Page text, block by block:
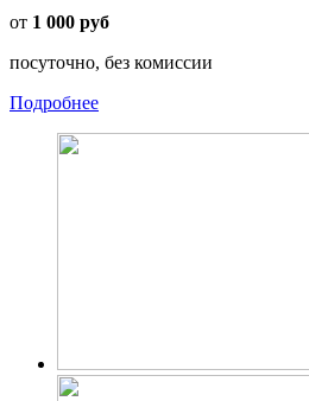
от 1 000 руб
посуточно, без комиссии
Подробнее